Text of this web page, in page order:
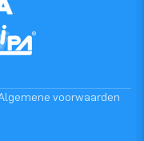
voorwaarden